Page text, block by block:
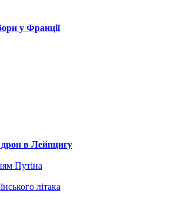
у Франції
в Лейпцигу
Путіна
літака